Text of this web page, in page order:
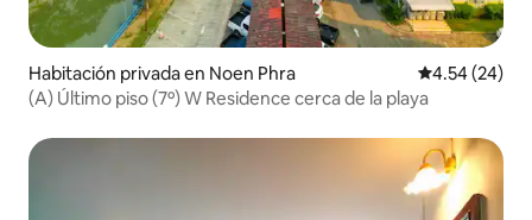
Habitación privada en Noen Phra Calificación
4.54 (24)
(A) Último piso (7º) W Residence cerca de la playa